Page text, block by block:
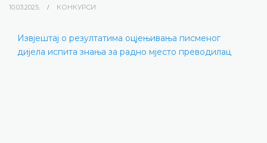
10.03.2025. КОНКУРСИ
Извјештај о резултатима оцјењивања писменог
дијела испита знања за радно мјесто преводилац